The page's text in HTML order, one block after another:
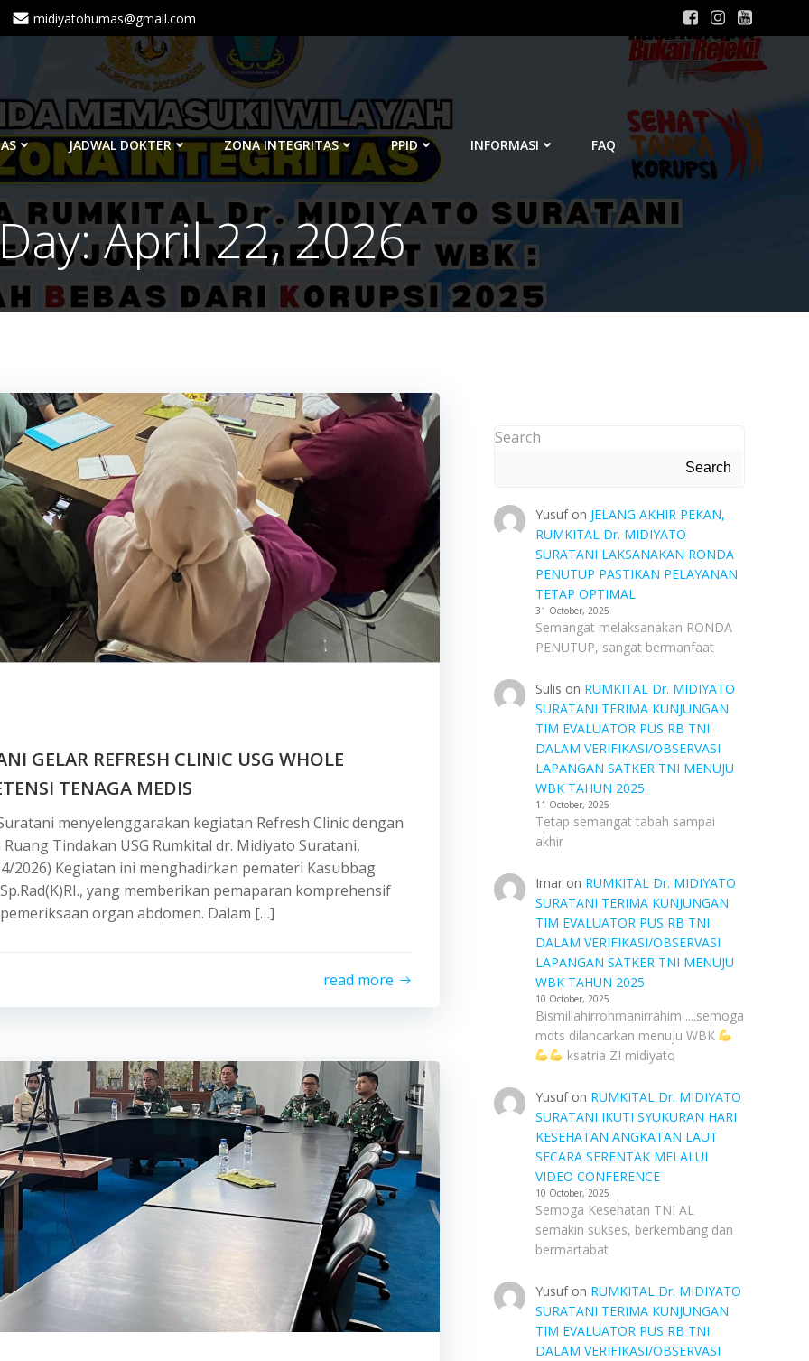
midiyatohumas@gmail.com
JADWAL DOKTER ZONA INTEGRITAS PPID INFORMASI FAQ
April 22, 2026
GELAR REFRESH CLINIC USG WHOLE
TENAGA MEDIS
menyelenggarakan kegiatan Refresh Clinic dengan
Tindakan USG Rumkital dr. Midiyato Suratani,
2026) Kegiatan ini menghadirkan pemateri Kasubbag
yang memberikan pemaparan komprehensif
organ abdomen. Dalam […]
read more
Search
Search
Yusufon JELANG AKHIR PEKAN,
RUMKITAL Dr. MIDIYATO
SURATANI LAKSANAKAN RONDA
PENUTUP PASTIKAN PELAYANAN
TETAP OPTIMAL
31 October, 2025
Semangat melaksanakan RONDA
PENUTUP, sangat bermanfaat
Sulis on RUMKITAL Dr. MIDIYATO
SURATANI TERIMA KUNJUNGAN
TIM EVALUATOR PUS RB TNI
DALAM VERIFIKASI/OBSERVASI
LAPANGAN SATKER TNI MENUJU
WBK TAHUN 2025
11 October, 2025
Tetap semangat tabah sampai
akhir
Imaron RUMKITAL Dr. MIDIYATO
SURATANI TERIMA KUNJUNGAN
TIM EVALUATOR PUS RB TNI
DALAM VERIFIKASI/OBSERVASI
LAPANGAN SATKER TNI MENUJU
WBK TAHUN 2025
10 October, 2025
Bismillahirrohmanirrahim ....semoga
mdts dilancarkan menuju WBK
ksatria ZI midiyato
Yusufon RUMKITAL Dr. MIDIYATO
SURATANI IKUTI SYUKURAN HARI
KESEHATAN ANGKATAN LAUT
SECARA SERENTAK MELALUI
VIDEO CONFERENCE
10 October, 2025
Semoga Kesehatan TNI AL
semakin sukses, berkembang dan
bermartabat
Yusufon RUMKITAL Dr. MIDIYATO
SURATANI TERIMA KUNJUNGAN
TIM EVALUATOR PUS RB TNI
DALAM VERIFIKASI/OBSERVASI